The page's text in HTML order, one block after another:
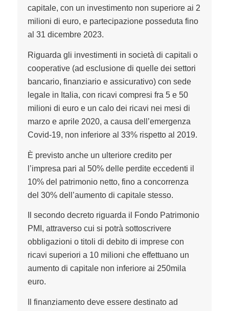
capitale, con un investimento non superiore ai 2
milioni di euro, e partecipazione posseduta fino
al 31 dicembre 2023.
Riguarda gli investimenti in società di capitali o
cooperative (ad esclusione di quelle dei settori
bancario, finanziario e assicurativo) con sede
legale in Italia, con ricavi compresi fra 5 e 50
milioni di euro e un calo dei ricavi nei mesi di
marzo e aprile 2020, a causa dell’emergenza
Covid-19, non inferiore al 33% rispetto al 2019.
È previsto anche un ulteriore credito per
l’impresa pari al 50% delle perdite eccedenti il
10% del patrimonio netto, fino a concorrenza
del 30% dell’aumento di capitale stesso.
Il secondo decreto riguarda il Fondo Patrimonio
PMI, attraverso cui si potrà sottoscrivere
obbligazioni o titoli di debito di imprese con
ricavi superiori a 10 milioni che effettuano un
aumento di capitale non inferiore ai 250mila
euro.
Il finanziamento deve essere destinato ad